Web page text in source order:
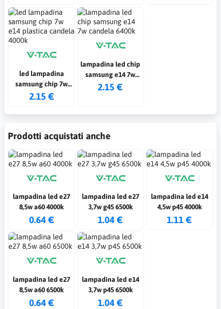
led lampadina
samsung chip 7w
e14 plastica
2.15 €
lampadina led chip
samsung e14 7w
candela 6400k
2.15 €
Prodotti acquistati anche
lampadina led e27
8,5w a60 4000k
0.64 €
lampadina led e27
3,7w g45 6500k
1.04 €
lampadina led e14
4,5w p45 4000k
1.11 €
lampadina led e27
8,5w a60 6500k
0.64 €
lampadina led e14
3,7w p45 6500k
1.04 €